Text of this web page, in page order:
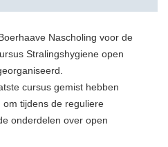
Nascholing voor de
Stralingshygiene open
cursus gemist hebben
om tijdens de reguliere
onderdelen over open